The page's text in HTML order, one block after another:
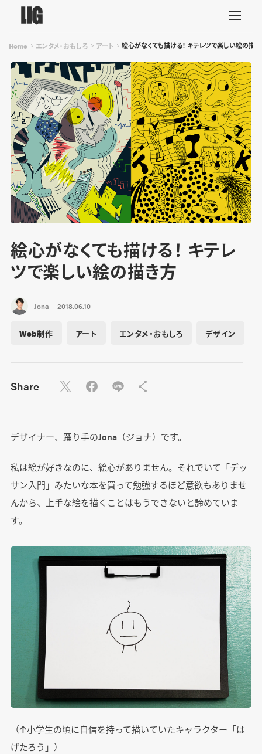
Home エンタメ・おもしろ アート 絵心がなくても描ける！ キテレツで楽しい絵の描
絵心がなくても描ける！ キテレ
ツで楽しい絵の描き方
Jona 2018.06.10
Web制作 アート エンタメ・おもしろ デザイン
Share
デザイナー、踊り手のJona（ジョナ）です。
私は絵が好きなのに、絵心がありません。それでいて「デッ
サン入門」みたいな本を買って勉強するほど意欲もありませ
んから、上手な絵を描くことはもうできないと諦めていま
す。
（↑小学生の頃に自信を持って描いていたキャラクター「は
げたろう」）